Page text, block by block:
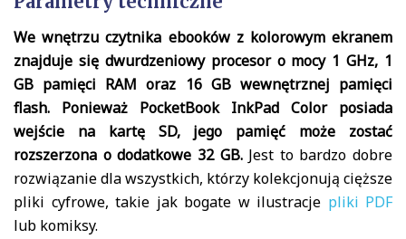
We wnętrzu czytnika ebooków z kolorowym ekranem
znajduje się dwurdzeniowy procesor o mocy 1 GHz, 1
GB pamięci RAM oraz 16 GB wewnętrznej pamięci
flash. Ponieważ PocketBook InkPad Color posiada
wejście na kartę SD, jego pamięć może zostać
rozszerzona o dodatkowe 32 GB.Jest to bardzo dobre
rozwiązanie dla wszystkich, którzy kolekcjonują cięższe
pliki cyfrowe, takie jak bogate w ilustracje pliki PDF
lub komiksy.